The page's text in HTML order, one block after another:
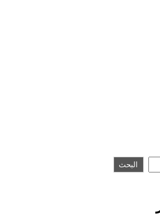
البحث